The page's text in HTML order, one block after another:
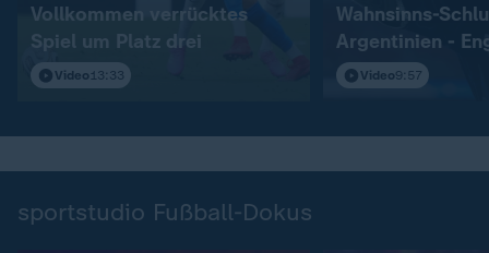
Vollkommen verrücktes
Spiel um Platz drei
Video 13:33
Wahnsinns-
Argentinien -
Video9:57
sportstudio Fußball-Dokus